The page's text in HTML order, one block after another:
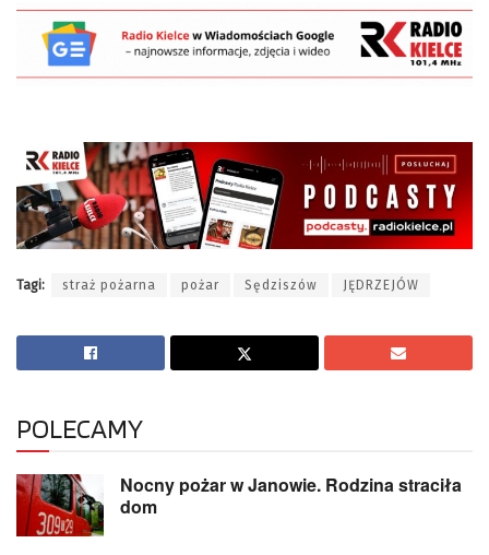
Tagi: straż pożarna pożar Sędziszów JĘDRZEJÓW
POLECAMY
Nocny pożar w Janowie. Rodzina straciła
dom